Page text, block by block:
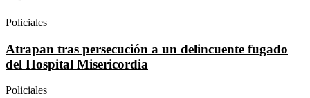
Policiales
Atrapan tras persecución a un delincuente fugado
del Hospital Misericordia
Policiales